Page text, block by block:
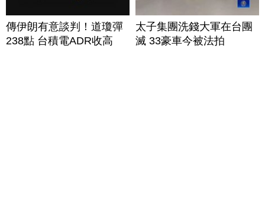
傳伊朗有意談判！道瓊彈
238點 台積電ADR收高
太子集團洗錢大軍在台團
滅 33豪車今被法拍